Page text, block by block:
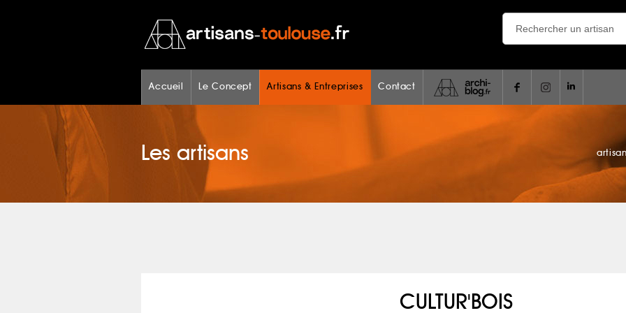
Accueil Le Concept Artisans & Entreprises Contact
Les artisans
CULTUR'BOIS